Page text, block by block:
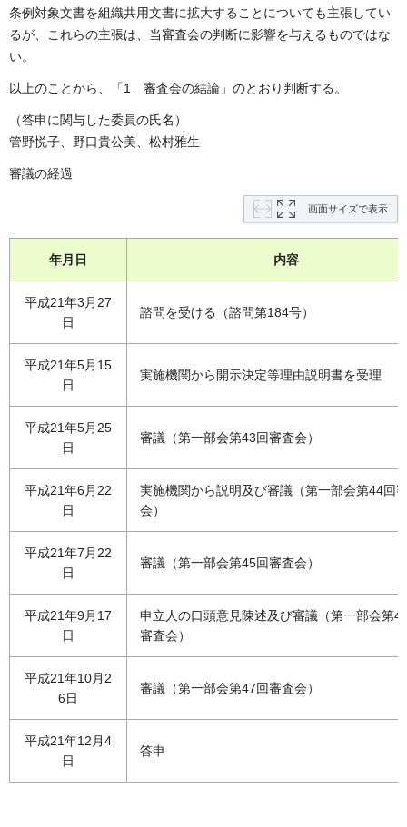
条例対象文書を組織共用文書に拡大することについても主張してい
るが、これらの主張は、当審査会の判断に影響を与えるものではな
い。
以上のことから、「1 審査会の結論」のとおり判断する。
（答申に関与した委員の氏名）
管野悦子、野口貴公美、松村雅生
審議の経過
画面サイズで表示
年月日 内容
平成21年3月27
日
諮問を受ける（諮問第184号）
平成21年5月15
日
実施機関から開示決定等理由説明書を受理
平成21年5月25
日
審議（第一部会第43回審査会）
平成21年6月22
日
実施機関から説明及び審議（第一部会第44回
会）
平成21年7月22
日
審議（第一部会第45回審査会）
平成21年9月17
日
申立人の口頭意見陳述及び審議（第一部会第
審査会）
平成21年10月2
6日
審議（第一部会第47回審査会）
平成21年12月4
日
答申